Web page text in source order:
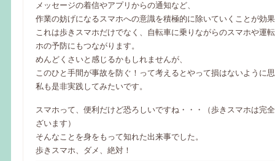
メッセージの着信やアプリからの通知など、
作業の妨げになるスマホへの意識を積極的に除いていくことが効
これは歩きスマホだけでなく、自転車に乗りながらのスマホや運
ホの予防にもつながります。
めんどくさいと感じるかもしれませんが、
このひと手間が事故を防ぐ！って考えるとやって損はないように
私も是非実践してみたいです。
スマホって、便利だけど恐ろしいですね・・・（歩きスマホは完
ざいます）
そんなことを身をもって知れた出来事でした。
歩きスマホ、ダメ、絶対！